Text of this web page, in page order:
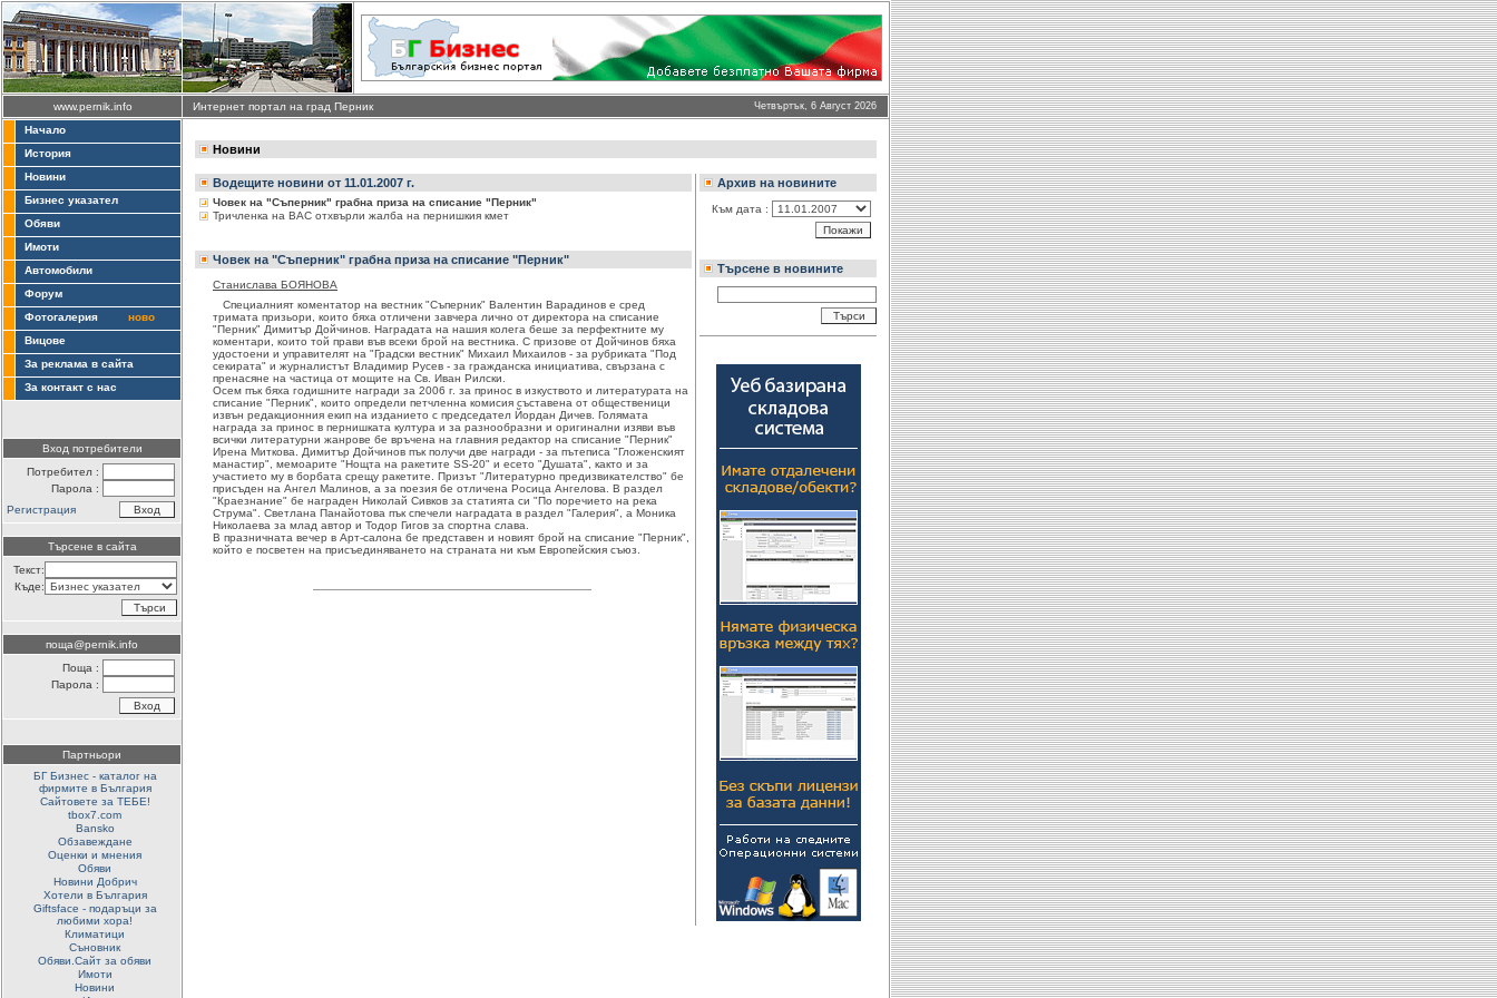
www.pernik.info Интернет портал на град Перник Четвъртък, 6 Август 2026
Начало
История
Новини
Бизнес указател
Обяви
Имоти
Автомобили
Форум
Фотогалерия
ново
Вицове
За реклама в сайта
За контакт с нас
Вход потребители
Потребител :
Парола :
Регистрация
Търсене в сайта
Текст:
Къде:
поща@pernik.info
Поща :
Парола :
Партньори
БГ Бизнес - каталог на
фирмите в България
Сайтовете за ТЕБЕ!
tbox7.com
Bansko
Обзавеждане
Оценки и мнения
Обяви
Новини Добрич
Хотели в България
Giftsface - подаръци за
любими хора!
Климатици
Съновник
Обяви.Сайт за обяви
Имоти
Новини
Новини
Водещите новини от 11.01.2007 г.
Човек на "Съперник" грабна приза на списание "Перник"
Тричленка на ВАС отхвърли жалба на пернишкия кмет
Човек на "Съперник" грабна приза на списание "Перник"
Станислава БОЯНОВА
Специалният коментатор на вестник "Съперник" Валентин Варадинов е сред
тримата призьори, които бяха отличени завчера лично от директора на списание
"Перник" Димитър Дойчинов. Наградата на нашия колега беше за перфектните му
коментари, които той прави във всеки брой на вестника. С призове от Дойчинов бяха
удостоени и управителят на "Градски вестник" Михаил Михаилов - за рубриката "Под
секирата" и журналистът Владимир Русев - за гражданска инициатива, свързана с
пренасяне на частица от мощите на Св. Иван Рилски.
Осем пък бяха годишните награди за 2006 г. за принос в изкуството и литературата на
списание "Перник", които определи петчленна комисия съставена от общественици
извън редакционния екип на изданието с председател Йордан Дичев. Голямата
награда за принос в пернишката култура и за разнообразни и оригинални изяви във
всички литературни жанрове бе връчена на главния редактор на списание "Перник"
Ирена Миткова. Димитър Дойчинов пък получи две награди - за пътеписа "Гложенският
манастир", мемоарите "Нощта на ракетите SS-20" и есето "Душата", както и за
участието му в борбата срещу ракетите. Призът "Литературно предизвикателство" бе
присъден на Ангел Малинов, а за поезия бе отличена Росица Ангелова. В раздел
"Краезнание" бе награден Николай Сивков за статията си "По поречието на река
Струма". Светлана Панайотова пък спечели наградата в раздел "Галерия", а Моника
Николаева за млад автор и Тодор Гигов за спортна слава.
В празничната вечер в Арт-салона бе представен и новият брой на списание "Перник",
който е посветен на присъединяването на страната ни към Европейския съюз.
Архив на новините
Към дата :
Търсене в новините